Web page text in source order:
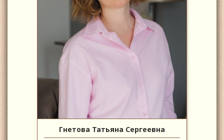
Гнетова Татьяна Сергеевна